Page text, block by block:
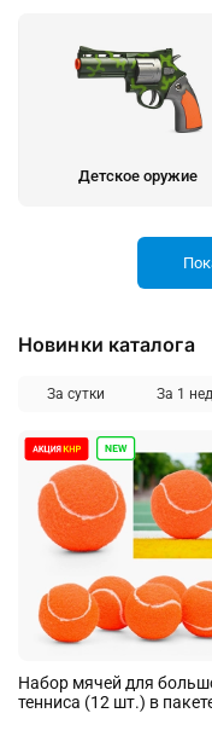
Детское оружие
Игрушки для
Книжная продукция
Новинки каталога
За сутки За 1
Набор мячей для
тенниса (12 шт.) в